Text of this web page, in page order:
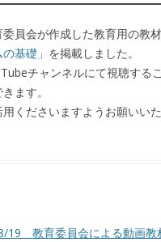
員会が作成した教育用の教
基礎」 を掲載しました。
チャンネルにて視聴する
ます。
くださいますようお願いいた
ーション
19 教育委員会による動画教